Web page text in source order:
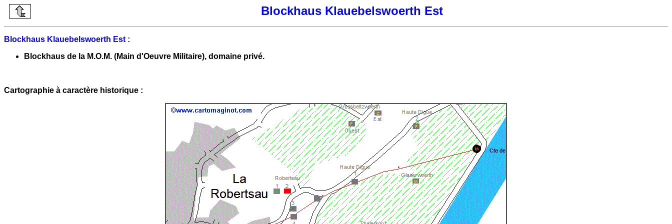
Blockhaus Klauebelswoerth Est
Blockhaus Klauebelswoerth Est :
Blockhaus de la M.O.M. (Main d'Oeuvre Militaire), domaine privé.
Cartographie à caractère historique :